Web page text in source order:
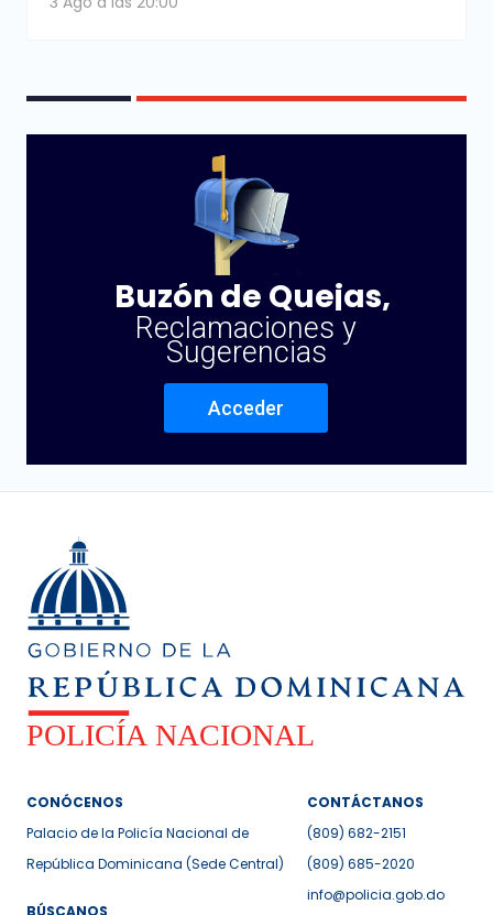
Buzón de Quejas,
Reclamaciones y
Sugerencias
Acceder
CONÓCENOS
Palacio de la Policía Nacional de
República Dominicana (Sede Central)
BÚSCANOS
CONTÁCTANOS
(809) 682-2151
(809) 685-2020
info@policia.gob.do